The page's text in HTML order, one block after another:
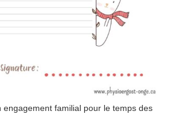
engagement familial pour le temps des